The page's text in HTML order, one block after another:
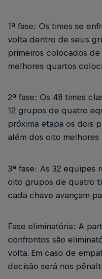
1ª fase: Os times se
volta dentro de seus
primeiros colocados
melhores quartos
2ª fase: Os 48 times
12 grupos de quatro
próxima etapa os dois
além dos oito
3ª fase: As 32 equipes
oito grupos de quatro
cada chave avançam
Fase eliminatória: A
confrontos são
volta. Em caso de
decisão será nos